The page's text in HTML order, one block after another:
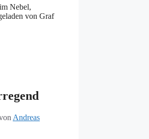
Nebel,
von Graf
Andreas